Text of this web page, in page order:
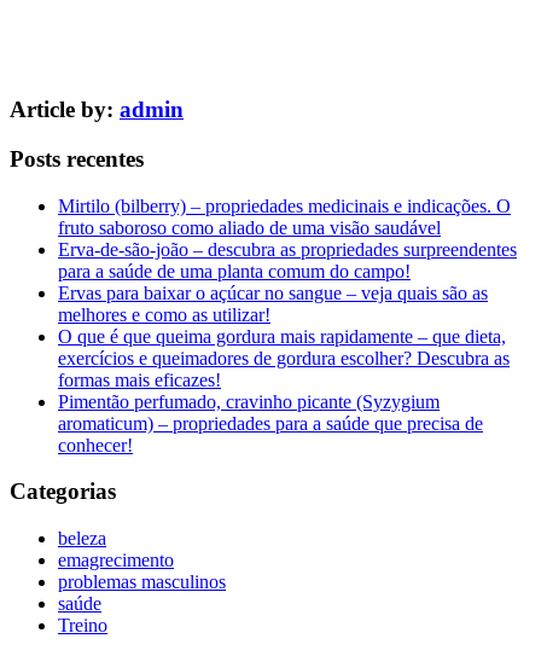
Article by: admin
Posts recentes
Mirtilo (bilberry) – propriedades medicinais e indicações. O
fruto saboroso como aliado de uma visão saudável
Erva-de-são-joão – descubra as propriedades surpreendentes
para a saúde de uma planta comum do campo!
Ervas para baixar o açúcar no sangue – veja quais são as
melhores e como as utilizar!
O que é que queima gordura mais rapidamente – que dieta,
exercícios e queimadores de gordura escolher? Descubra as
formas mais eficazes!
Pimentão perfumado, cravinho picante (Syzygium
aromaticum) – propriedades para a saúde que precisa de
conhecer!
Categorias
beleza
emagrecimento
problemas masculinos
saúde
Treino